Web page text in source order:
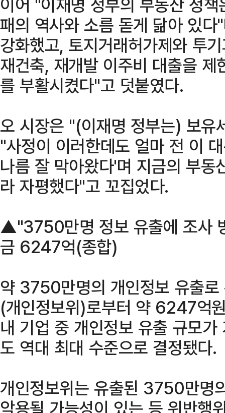
패의 역사와 소름 돋게 닮아 있
강화했고, 토지거래허가제와 투
재건축, 재개발 이주비 대출을
를 부활시켰다"고 덧붙였다.
오 시장은 "(이재명 정부는) 보유
"사정이 이러한데도 얼마 전 이
나름 잘 막아왔다'며 지금의 부
라 자평했다"고 꼬집었다.
▲"3750만명 정보 유출에 조사
금 6247억(종합)
약 3750만명의 개인정보 유출로
(개인정보위)로부터 약 6247억
내 기업 중 개인정보 유출 규모
도 역대 최대 수준으로 결정됐다.
개인정보위는 유출된 3750만명
악용될 가능성이 있는 등 위반행